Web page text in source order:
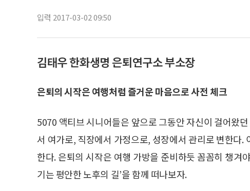
입력 2017-03-02 09:50
김태우 한화생명 은퇴연구소 부소장
은퇴의 시작은 여행처럼 즐거운 마음으로 사전 체크
5070 액티브 시니어들은 앞으로 그동안 자신이 걸어왔
서 여가로, 직장에서 가정으로, 성장에서 관리로 변한다
한다. 은퇴의 시작은 여행 가방을 준비하듯 꼼꼼히 챙겨
기는 평안한 노후의 길’을 함께 떠나보자.